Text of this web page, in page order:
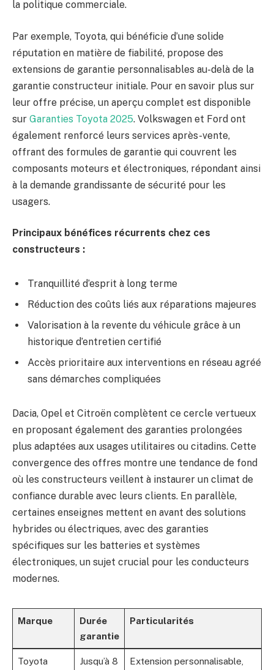
la politique commerciale.
Par exemple, Toyota, qui bénéficie d’une solide
réputation en matière de fiabilité, propose des
extensions de garantie personnalisables au-delà de la
garantie constructeur initiale. Pour en savoir plus sur
leur offre précise, un aperçu complet est disponible
sur Garanties Toyota 2025. Volkswagen et Ford ont
également renforcé leurs services après-vente,
offrant des formules de garantie qui couvrent les
composants moteurs et électroniques, répondant ainsi
à la demande grandissante de sécurité pour les
usagers.
Principaux bénéfices récurrents chez ces
constructeurs :
Tranquillité d’esprit à long terme
Réduction des coûts liés aux réparations majeures
Valorisation à la revente du véhicule grâce à un
historique d’entretien certifié
Accès prioritaire aux interventions en réseau agréé
sans démarches compliquées
Dacia, Opel et Citroën complètent ce cercle vertueux
en proposant également des garanties prolongées
plus adaptées aux usages utilitaires ou citadins. Cette
convergence des offres montre une tendance de fond
où les constructeurs veillent à instaurer un climat de
confiance durable avec leurs clients. En parallèle,
certaines enseignes mettent en avant des solutions
hybrides ou électriques, avec des garanties
spécifiques sur les batteries et systèmes
électroniques, un sujet crucial pour les conducteurs
modernes.
Marque
Durée
garantie
Particularités
Toyota
Jusqu’à 8
Extension personnalisable,